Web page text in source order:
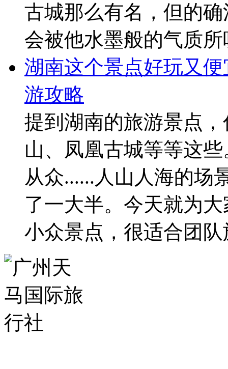
古城那么有名，但的
会被他水墨般的气质
湖南这个景点好玩又
游攻略
提到湖南的旅游景点
山、凤凰古城等等这
从众......人山人海的场
了一大半。今天就为
小众景点，很适合团